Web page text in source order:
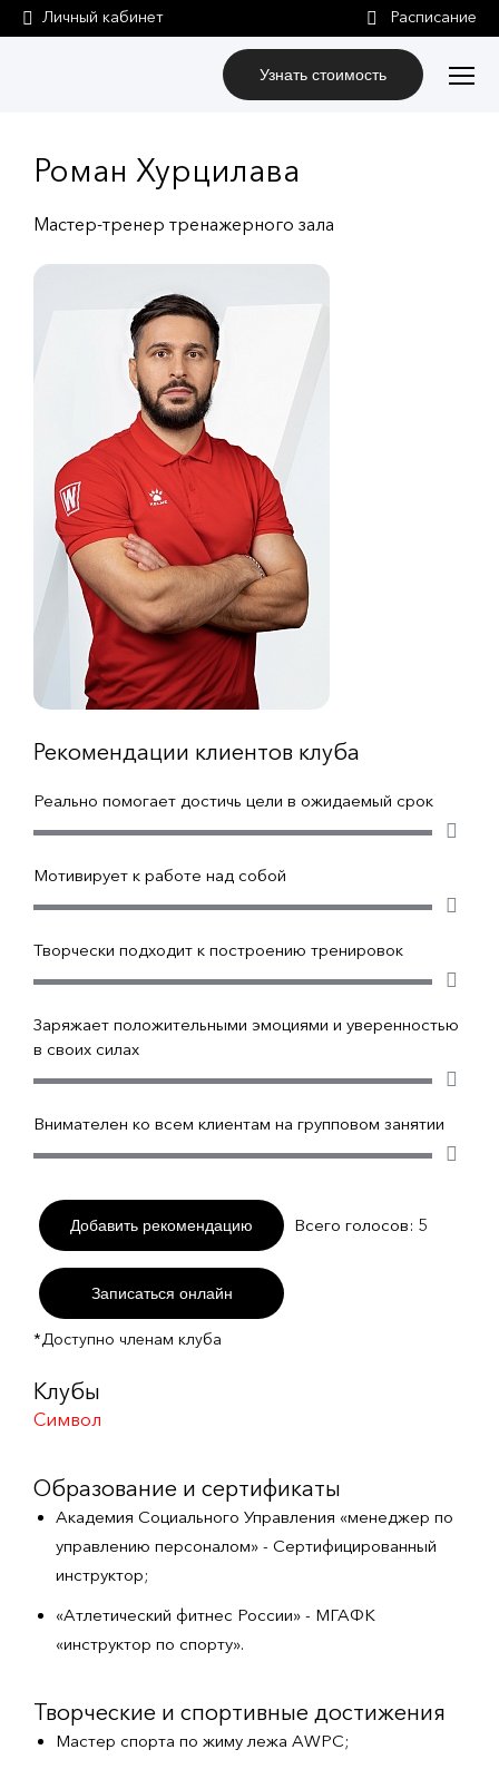
Личный кабинет
Узнать стоимость
Роман Хурцилава
Мастер-тренер тренажерного зала
Рекомендации клиентов клуба
Реально помогает достичь цели в ожидаемый срок
Мотивирует к работе над собой
Творчески подходит к построению тренировок
Заряжает положительными эмоциями и уверенностью
в своих силах
Внимателен ко всем клиентам на групповом занятии
Добавить рекомендацию Всего голосов: 5
Записаться онлайн
*Доступно членам клуба
Клубы
Символ
Образование и сертификаты
Академия Социального Управления «менеджер по
управлению персоналом» - Сертифицированный
инструктор;
«Атлетический фитнес России» - МГАФК
«инструктор по спорту».
Творческие и спортивные достижения
Мастер спорта по жиму лежа AWPC;